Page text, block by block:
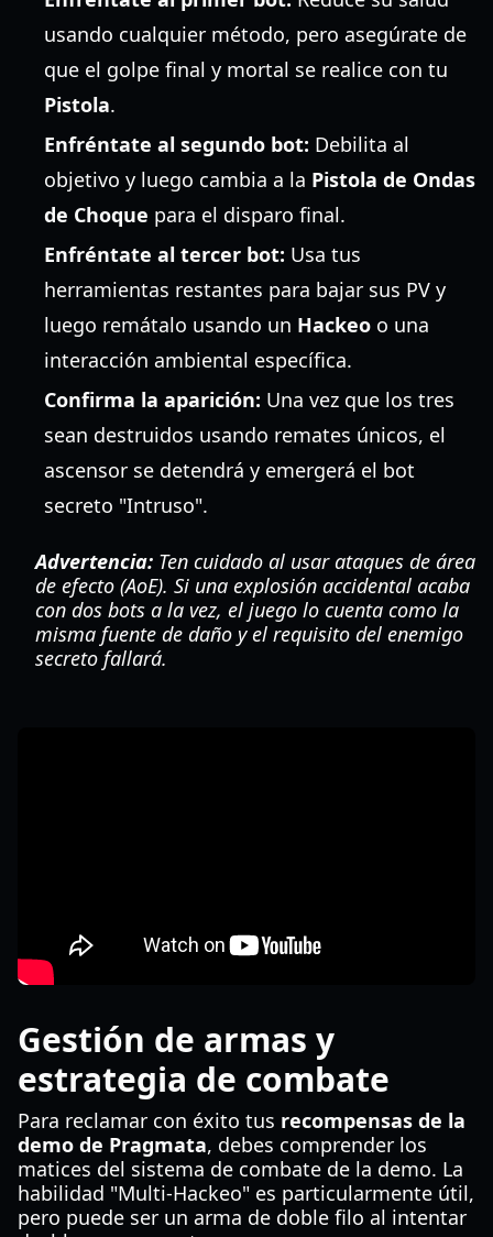
usando cualquier método, pero asegúrate de
que el golpe final y mortal se realice con tu
Pistola.
Enfréntate al segundo bot: Debilita al
objetivo y luego cambia a la Pistola de Ondas
de Choque para el disparo final.
Enfréntate al tercer bot: Usa tus
herramientas restantes para bajar sus PV y
luego remátalo usando un Hackeo o una
interacción ambiental específica.
Confirma la aparición: Una vez que los tres
sean destruidos usando remates únicos, el
ascensor se detendrá y emergerá el bot
secreto "Intruso".
Advertencia: Ten cuidado al usar ataques de área
de efecto (AoE). Si una explosión accidental acaba
con dos bots a la vez, el juego lo cuenta como la
misma fuente de daño y el requisito del enemigo
secreto fallará.
Gestión de armas y
estrategia de combate
Para reclamar con éxito tus recompensas de la
demo de Pragmata, debes comprender los
matices del sistema de combate de la demo. La
habilidad "Multi-Hackeo" es particularmente útil,
pero puede ser un arma de doble filo al intentar